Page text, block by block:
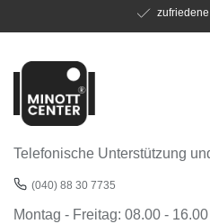
Telefonische Unterstützung
(040) 88 30 7735
Montag - Freitag: 08.00 -